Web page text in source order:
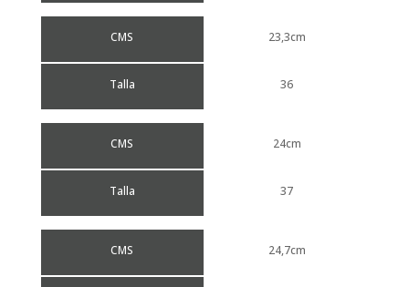
CMS
Talla
23,3cm
36
CMS
Talla
24cm
37
CMS 24,7cm